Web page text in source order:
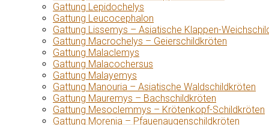
Gattung Lepidochelys
Gattung Leucocephalon
Gattung Lissemys – Asiatische Klappen-
Gattung Macrochelys – Geierschildkröten
Gattung Malaclemys
Gattung Malacochersus
Gattung Malayemys
Gattung Manouria – Asiatische Waldschildkröten
Gattung Mauremys – Bachschildkröten
Gattung Mesoclemmys – Krötenkopf-Schildkröten
Gattung Morenia – Pfauenaugenschildkröten